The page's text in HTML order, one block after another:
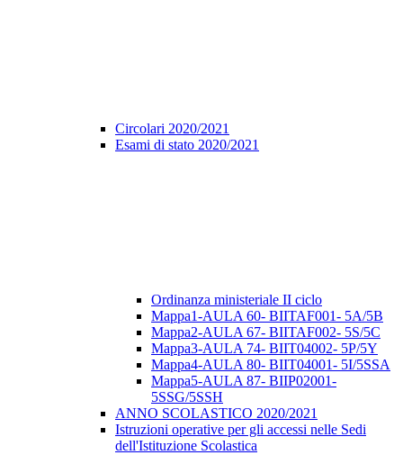
Circolari 2020/2021
Esami di stato 2020/2021
Ordinanza ministeriale II ciclo
Mappa1-AULA 60- BIITAF001- 5A/5B
Mappa2-AULA 67- BIITAF002- 5S/5C
Mappa3-AULA 74- BIIT04002- 5P/5Y
Mappa4-AULA 80- BIIT04001- 5I/5SSA
Mappa5-AULA 87- BIIP02001-
5SSG/5SSH
ANNO SCOLASTICO 2020/2021
Istruzioni operative per gli accessi nelle Sedi
dell'Istituzione Scolastica